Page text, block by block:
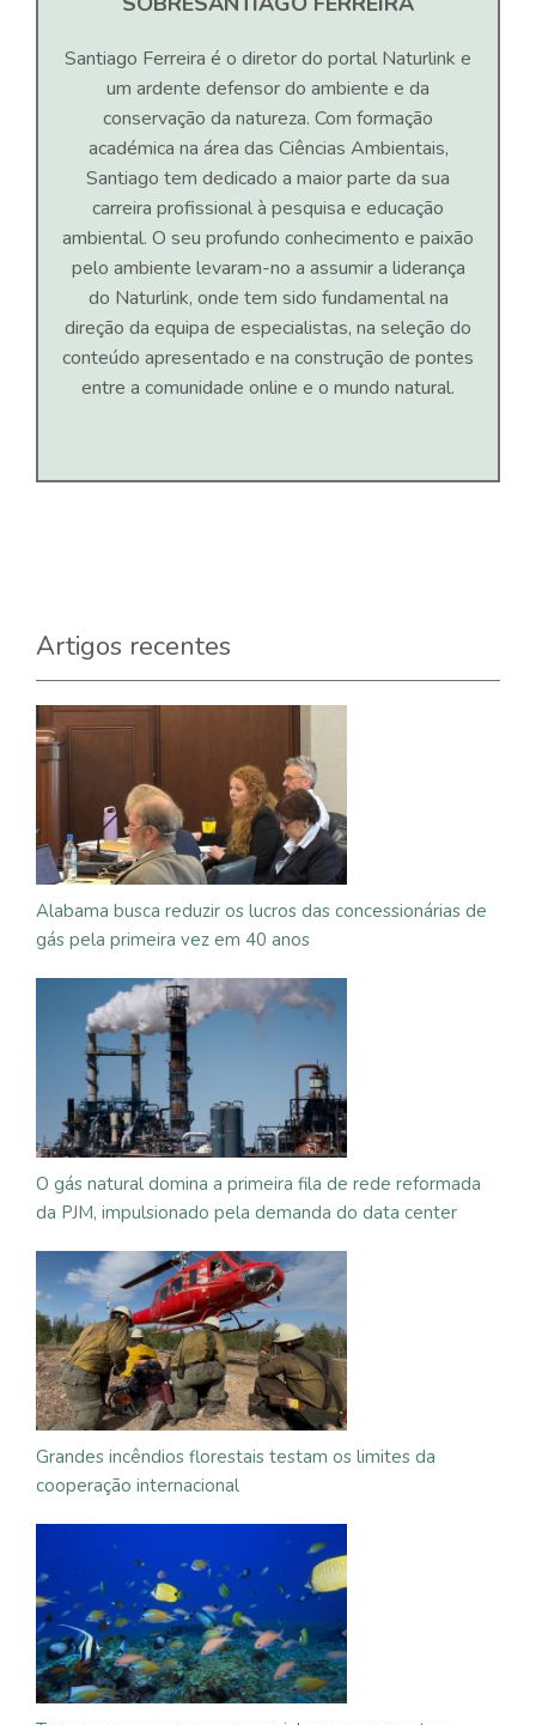
Santiago Ferreira é o diretor do portal Naturlink e
um ardente defensor do ambiente e da
conservação da natureza. Com formação
académica na área das Ciências Ambientais,
Santiago tem dedicado a maior parte da sua
carreira profissional à pesquisa e educação
ambiental. O seu profundo conhecimento e paixão
pelo ambiente levaram-no a assumir a liderança
do Naturlink, onde tem sido fundamental na
direção da equipa de especialistas, na seleção do
conteúdo apresentado e na construção de pontes
entre a comunidade online e o mundo natural.
Artigos recentes
Alabama busca reduzir os lucros das concessionárias de
gás pela primeira vez em 40 anos
O gás natural domina a primeira fila de rede reformada
da PJM, impulsionado pela demanda do data center
Grandes incêndios florestais testam os limites da
cooperação internacional